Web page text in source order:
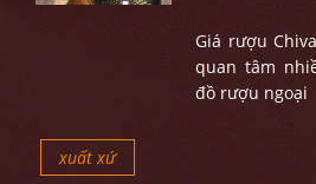
Giá rượu
quan tâm
đồ rượu ngoại
xuất xứ